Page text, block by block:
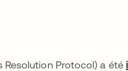
Resolution Protocol) a été